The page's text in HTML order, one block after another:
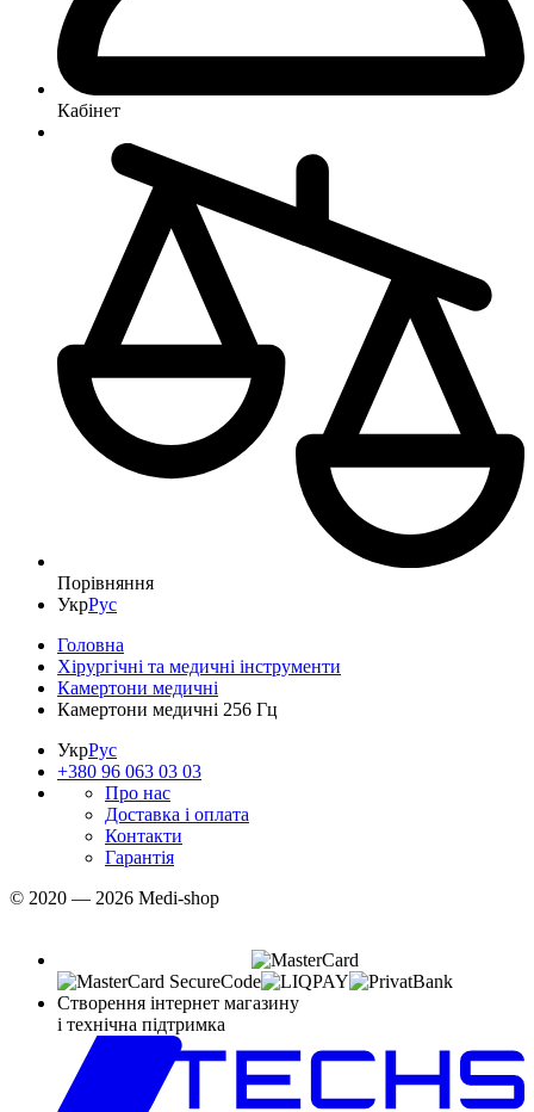
Кабінет
Порівняння
УкрРус
Головна
Хірургічні та медичні інструменти
Камертони медичні
Камертони медичні 256 Гц
УкрРус
+380 96 063 03 03
Про нас
Доставка і оплата
Контакти
Гарантія
© 2020 — 2026 Medi-shop
Створення інтернет магазину
і технічна підтримка